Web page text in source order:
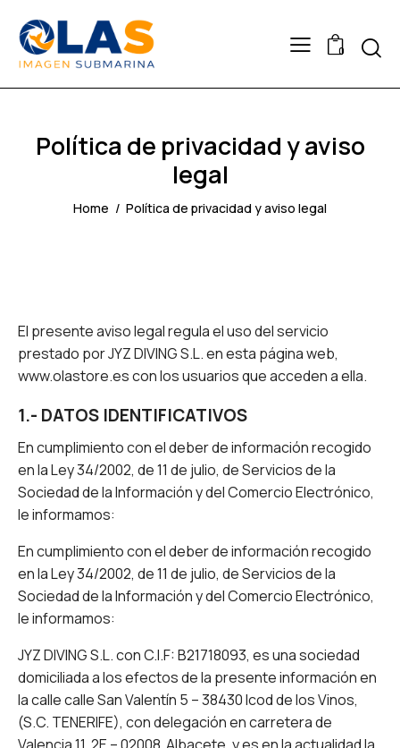
0
Política de privacidad y aviso
legal
Home Política de privacidad y aviso legal
El presente aviso legal regula el uso del servicio
prestado por JYZ DIVING S.L. en esta página web,
www.olastore.es con los usuarios que acceden a ella.
1.- DATOS IDENTIFICATIVOS
En cumplimiento con el deber de información recogido
en la Ley 34/2002, de 11 de julio, de Servicios de la
Sociedad de la Información y del Comercio Electrónico,
le informamos:
En cumplimiento con el deber de información recogido
en la Ley 34/2002, de 11 de julio, de Servicios de la
Sociedad de la Información y del Comercio Electrónico,
le informamos:
JYZ DIVING S.L. con C.I.F: B21718093, es una sociedad
domiciliada a los efectos de la presente información en
la calle calle San Valentín 5 – 38430 Icod de los Vinos,
(S.C. TENERIFE), con delegación en carretera de